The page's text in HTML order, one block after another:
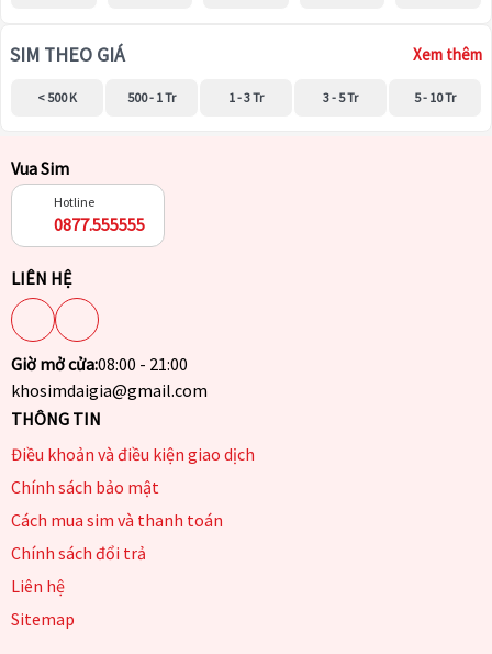
SIM THEO GIÁ Xem thêm
< 500 K 500 - 1 Tr 1 - 3 Tr 3 - 5 Tr 5 - 10 Tr
Vua Sim
Hotline
0877.555555
LIÊN HỆ
Giờ mở cửa:08:00 - 21:00
khosimdaigia@gmail.com
THÔNG TIN
Điều khoản và điều kiện giao dịch
Chính sách bảo mật
Cách mua sim và thanh toán
Chính sách đổi trả
Liên hệ
Sitemap